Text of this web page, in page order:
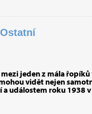
jeden z mála řopíků
vidět nejen
událostem roku 1938